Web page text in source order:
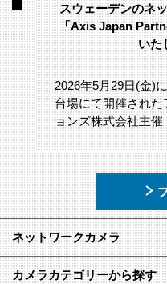
スウェーデンのネ
「Axis Japan
いた
2026年5月29日(金)
台場にて開催され
ョンズ株式会社主
ネットワークカメラ
カメラカテゴリーから探す